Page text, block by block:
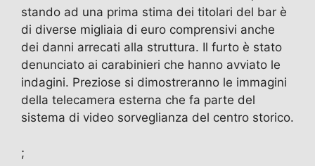
stando ad una prima stima dei titolari del bar è
di diverse migliaia di euro comprensivi anche
dei danni arrecati alla struttura. Il furto è stato
denunciato ai carabinieri che hanno avviato le
indagini. Preziose si dimostreranno le immagini
della telecamera esterna che fa parte del
sistema di video sorveglianza del centro storico.
;